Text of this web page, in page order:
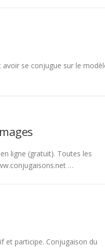
se conjugue sur le
ligne (gratuit). Toutes les
…
et participe. Conjugaison du